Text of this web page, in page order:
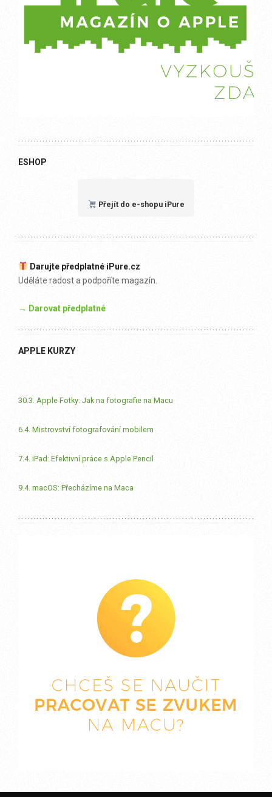
ESHOP
Přejít do e-shopu iPure
Darujte předplatné iPure.cz
Uděláte radost a podpoříte magazín.
→ Darovat předplatné
APPLE KURZY
30.3. Apple Fotky: Jak na fotografie na Macu
6.4. Mistrovství fotografování mobilem
7.4. iPad: Efektivní práce s Apple Pencil
9.4. macOS: Přecházíme na Maca